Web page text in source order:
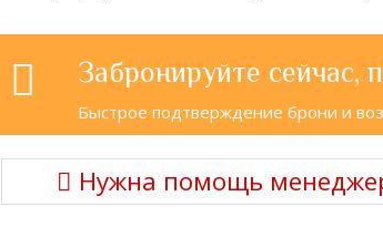
Забронируйте сейчас,
Быстрое подтверждение брони и
Нужна помощь